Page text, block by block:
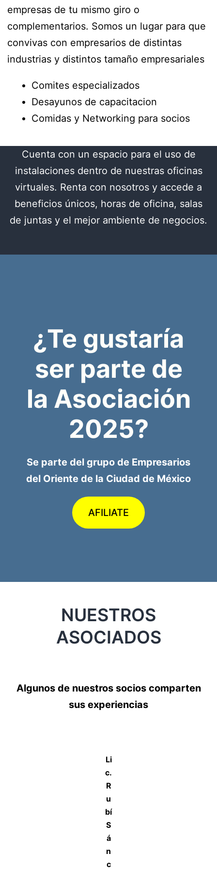
empresas de tu mismo giro o
complementarios. Somos un lugar para que
convivas con empresarios de distintas
industrias y distintos tamaño empresariales
Comites especializados
Desayunos de capacitacion
Comidas y Networking para socios
Cuenta con un espacio para el uso de
instalaciones dentro de nuestras oficinas
virtuales. Renta con nosotros y accede a
beneficios únicos, horas de oficina, salas
de juntas y el mejor ambiente de negocios.
¿Te gustaría
ser parte de
la Asociación
2025?
Se parte del grupo de Empresarios
del Oriente de la Ciudad de México
AFILIATE
NUESTROS
ASOCIADOS
Algunos de nuestros socios comparten
sus experiencias
Li
c.
R
u
bí
S
á
n
c